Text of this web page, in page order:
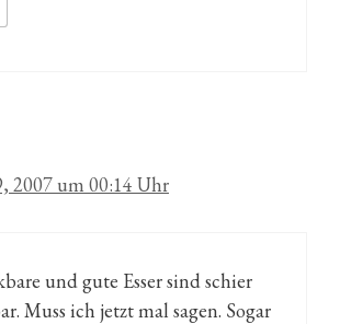
2007 um 00:14 Uhr
und gute Esser sind schier
Muss ich jetzt mal sagen. Sogar